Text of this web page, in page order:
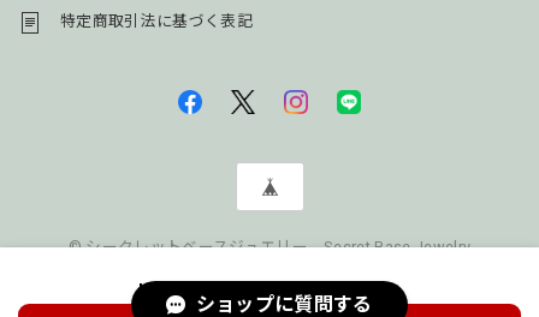
特定商取引法に基づく表記
© シークレットベースジュエリー Secret Base Jewelry
International shipping available
ショップに質問する